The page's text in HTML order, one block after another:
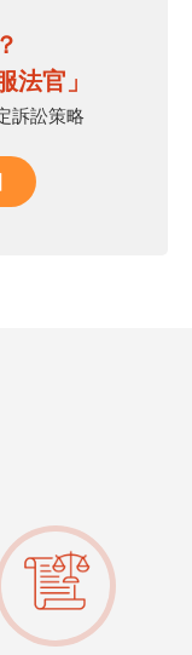
法官」
訴訟策略